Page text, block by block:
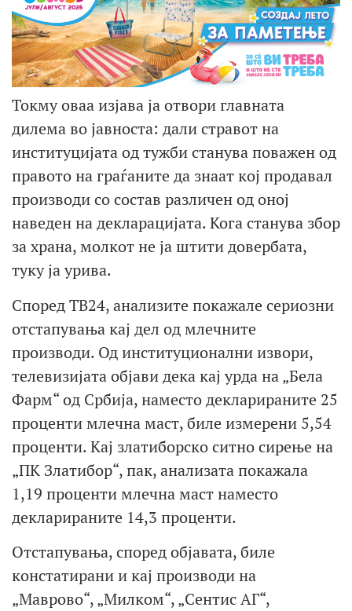
Токму оваа изјава ја отвори главната
дилема во јавноста: дали стравот на
институцијата од тужби станува поважен од
правото на граѓаните да знаат кој продавал
производи со состав различен од оној
наведен на декларацијата. Кога станува збор
за храна, молкот не ја штити довербата,
туку ја урива.
Според ТВ24, анализите покажале сериозни
отстапувања кај дел од млечните
производи. Од институционални извори,
телевизијата објави дека кај урда на „Бела
Фарм“ од Србија, наместо декларираните 25
проценти млечна маст, биле измерени 5,54
проценти. Кај златиборско ситно сирење на
„ПК Златибор“, пак, анализата покажала
1,19 проценти млечна маст наместо
декларираните 14,3 проценти.
Отстапувања, според објавата, биле
констатирани и кај производи на
„Маврово“, „Милком“, „Сентис АГ“,